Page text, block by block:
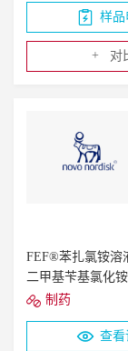
甲基氯化铵（约
15%）和苄基（
样品
+ 对
FEF®苯扎氯铵溶
二甲基苄基氯化
明对广谱微生物
粘附阳离子剂，
制药
查看